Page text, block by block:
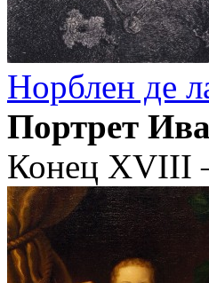
Норблен де
Портрет
Конец XVIII